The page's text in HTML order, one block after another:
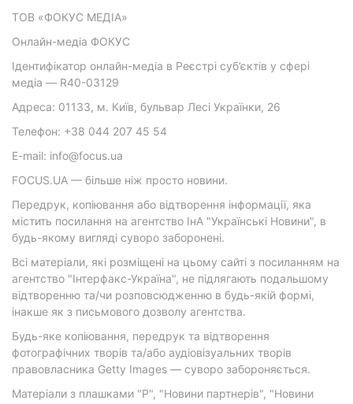
ТОВ «ФОКУС МЕДІА»
Онлайн-медіа ФОКУС
Ідентифікатор онлайн-медіа в Реєстрі суб’єктів у сфері
медіа — R40-03129
Адреса: 01133, м. Київ, бульвар Лесі Українки, 26
Телефон: +38 044 207 45 54
E-mail: info@focus.ua
FOCUS.UA — більше ніж просто новини.
Передрук, копіювання або відтворення інформації, яка
містить посилання на агентство ІнА "Українські Новини", в
будь-якому вигляді суворо заборонені.
Всі матеріали, які розміщені на цьому сайті з посиланням на
агентство "Інтерфакс-Україна", не підлягають подальшому
відтворенню та/чи розповсюдженню в будь-якій формі,
інакше як з письмового дозволу агентства.
Будь-яке копіювання, передрук та відтворення
фотографічних творів та/або аудіовізуальних творів
правовласника Getty Images — суворо забороняється.
Матеріали з плашками "Р", "Новини партнерів", "Новини